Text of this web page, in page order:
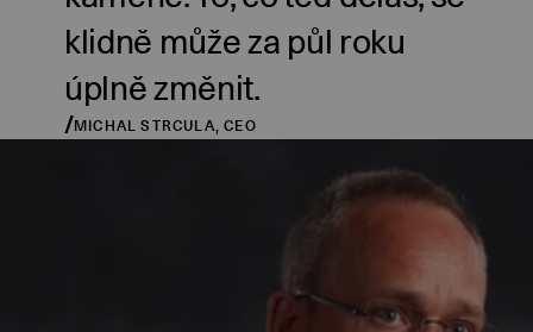
klidně může za půl roku
úplně změnit.
/MICHAL STRCULA, CEO